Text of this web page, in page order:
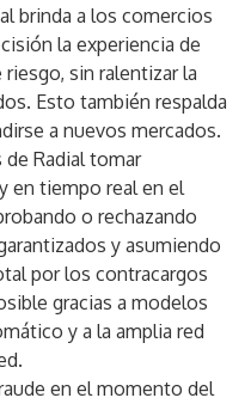
brinda a los comercios
la experiencia de
sin ralentizar la
Esto también respalda
a nuevos mercados.
Radial tomar
en tiempo real en el
o rechazando
y asumiendo
por los contracargos
gracias a modelos
y a la amplia red
en el momento del